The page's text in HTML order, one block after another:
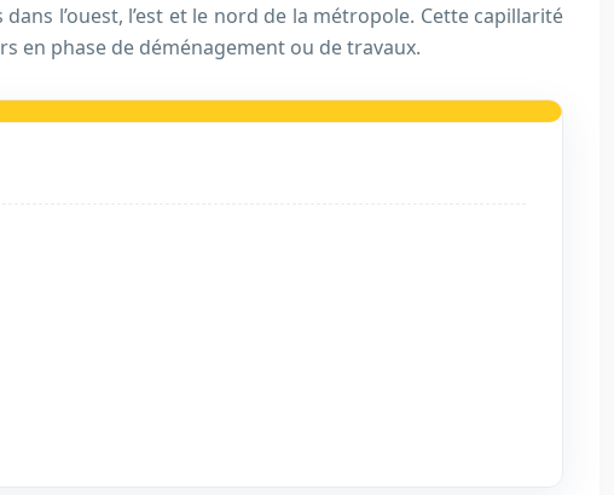
l’ouest, l’est et le nord de la métropole. Cette capillarité
en phase de déménagement ou de travaux.